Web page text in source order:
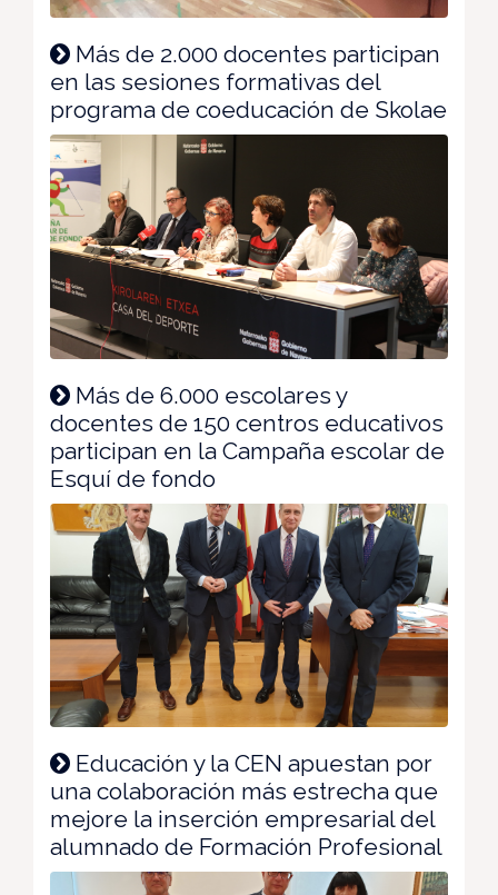
Más de 2.000 docentes participan
en las sesiones formativas del
programa de coeducación de Skolae
Más de 6.000 escolares y
docentes de 150 centros educativos
participan en la Campaña escolar de
Esquí de fondo
Educación y la CEN apuestan por
una colaboración más estrecha que
mejore la inserción empresarial del
alumnado de Formación Profesional